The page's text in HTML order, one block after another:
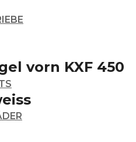
vorn KXF 450